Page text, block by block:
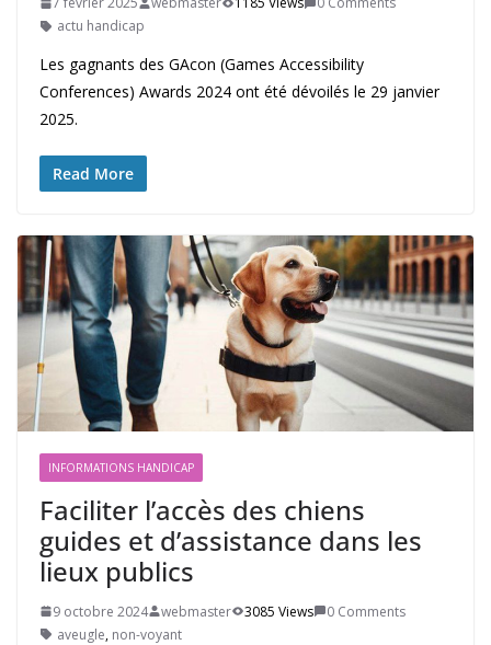
actu handicap
Les gagnants des GAcon (Games Accessibility
Conferences) Awards 2024 ont été dévoilés le 29 janvier
2025.
Read More
INFORMATIONS HANDICAP
Faciliter l’accès des chiens
guides et d’assistance dans les
lieux publics
9 octobre 2024 webmaster 3085 Views
0 Comments
aveugle, non-voyant